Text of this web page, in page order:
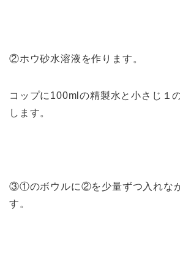
②ホウ砂水溶液を作ります。
コップに100mlの精製水と小さじ１
します。
③①のボウルに②を少量ずつ入れな
す。